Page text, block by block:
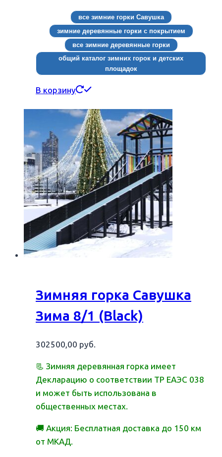
все зимние горки Савушка
зимние деревянные горки с покрытием
все зимние деревянные горки
общий каталог зимних горок и детских
площадок
В корзину
Зимняя горка Савушка
Зима 8/1 (Black)
302500,00 руб.
📃 Зимняя деревянная горка имеет
Декларацию о соответствии ТР ЕАЭС 038
и может быть использована в
общественных местах.
🚚 Акция: Бесплатная доставка до 150 км
от МКАД.